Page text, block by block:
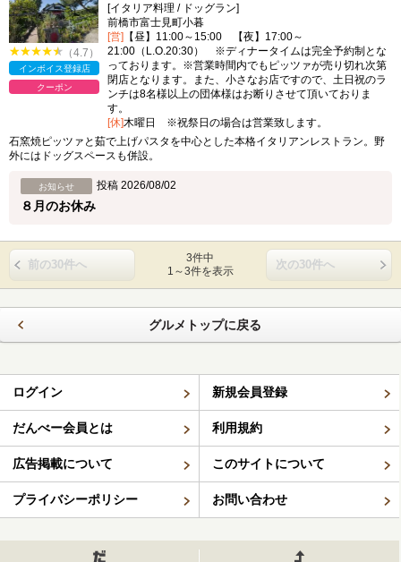
（4.7）
インボイス登録店
クーポン
[イタリア料理 / ドッグラン]
前橋市富士見町小暮
[営] 【昼】11:00～15:00 【夜】17:00～
21:00（L.O.20:30） ※ディナータイムは完全予約制とな
っております。※営業時間内でもピッツァが売り切れ次第
閉店となります。また、小さなお店ですので、土日祝のラ
ンチは8名様以上の団体様はお断りさせて頂いておりま
す。
[休]木曜日 ※祝祭日の場合は営業致します。
石窯焼ピッツァと茹で上げパスタを中心とした本格イタリアンレストラン。野
外にはドッグスペースも併設。
お知らせ 投稿 2026/08/02
８月のお休み
前の30件へ
3件中
1～3件を表示
次の30件へ
グルメトップに戻る
ログイン 新規会員登録
だんべー会員とは 利用規約
広告掲載について このサイトについて
プライバシーポリシー お問い合わせ